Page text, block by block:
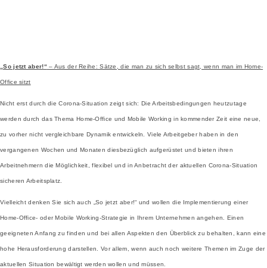
„So jetzt aber!“– Aus der Reihe: Sätze, die man zu sich selbst sagt, wenn man im Home-
Office sitzt
Nicht erst durch die Corona-Situation zeigt sich: Die Arbeitsbedingungen heutzutage
werden durch das Thema Home-Office und Mobile Working in kommender Zeit eine neue,
zu vorher nicht vergleichbare Dynamik entwickeln. Viele Arbeitgeber haben in den
vergangenen Wochen und Monaten diesbezüglich aufgerüstet und bieten ihren
Arbeitnehmern die Möglichkeit, flexibel und in Anbetracht der aktuellen Corona-Situation
sicheren Arbeitsplatz.
Vielleicht denken Sie sich auch „So jetzt aber!“ und wollen die Implementierung einer
Home-Office- oder Mobile Working-Strategie in Ihrem Unternehmen angehen. Einen
geeigneten Anfang zu finden und bei allen Aspekten den Überblick zu behalten, kann eine
hohe Herausforderung darstellen. Vor allem, wenn auch noch weitere Themen im Zuge der
aktuellen Situation bewältigt werden wollen und müssen.